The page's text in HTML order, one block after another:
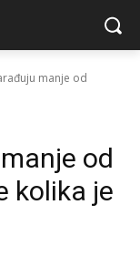
manje od
od
kolika je